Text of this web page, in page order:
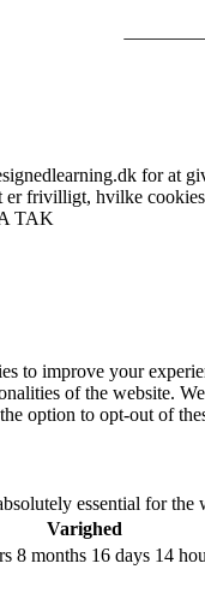
for at
er frivilligt, hvilke
TAK
to improve your
of the website.
option to opt-out of
essential for
Varighed
8 months 16 days 14